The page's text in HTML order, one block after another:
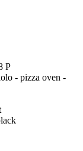
P
- pizza oven -